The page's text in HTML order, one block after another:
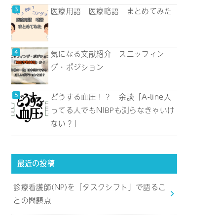
医療用語 医療略語 まとめてみた
気になる文献紹介 スニッフィン
グ・ポジション
どうする血圧！？ 余談「A-line入
ってる人でもNIBPも測らなきゃいけ
ない？」
最近の投稿
診療看護師(NP)を「タスクシフト」で語るこ
との問題点